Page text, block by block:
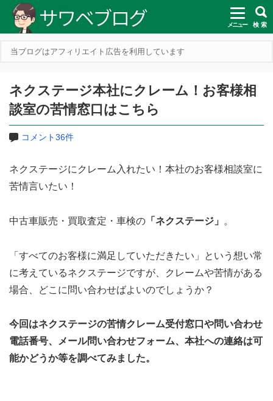
メニュー 検 索
当ブログはアフィリエイト広告を利用しています
ネクステージ本社にクレーム！お客様相
談室の苦情窓口はこちら
コメント36件
ネクステージにクレーム入れたい！本社のお客様相談室に
苦情言いたい！
中古車販売・買取査定・車検の 「ネクステージ」 。
「すべてのお客様に満足していただきたい」という想い常
に考えているネクステージですが、クレームや苦情がある
場合、どこに問い合わせばよいのでしょうか？
今回はネクステージの苦情クレーム受付窓口や問い合わせ
電話番号、メール問い合わせフォーム、本社への連絡は可
能かどうか等を調べてみました。